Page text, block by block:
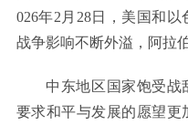
026年2月28日，美国和
战争影响不断外溢，阿拉
中东地区国家饱受战
要求和平与发展的愿望更